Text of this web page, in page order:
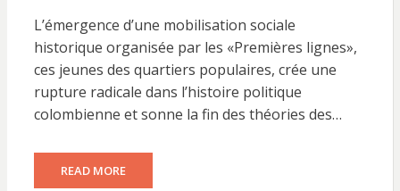
L’émergence d’une mobilisation sociale
historique organisée par les «Premières lignes»,
ces jeunes des quartiers populaires, crée une
rupture radicale dans l’histoire politique
colombienne et sonne la fin des théories des…
READ MORE